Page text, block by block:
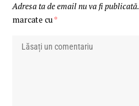
Adresa ta de email nu va fi publicată.
marcate cu*